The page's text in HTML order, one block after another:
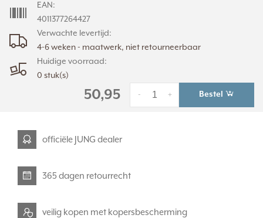
Verwachte levertijd:
4-6 weken - maatwerk, niet retourneerbaar
Huidige voorraad:
0 stuk(s)
EAN:
4011377264427
50,95 +
- Bestel
officiële JUNG dealer
365 dagen retourrecht
veilig kopen met kopersbescherming